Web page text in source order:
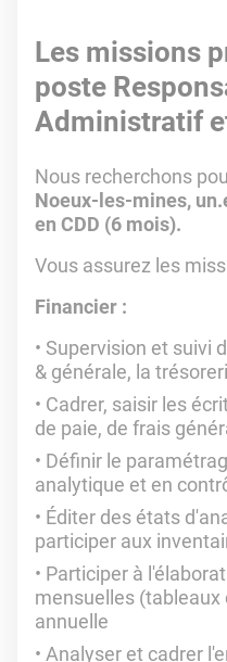
Les missions
poste
Administratif
Nous recherchons
Noeux-les-mines,
en CDD (6 mois).
Vous assurez les
Financier :
Supervision et suivi
& générale, la
Cadrer, saisir les
de paie, de frais
Définir le
analytique et en
Éditer des états
participer aux
Participer à
mensuelles (tableaux
annuelle
Analyser et cadrer